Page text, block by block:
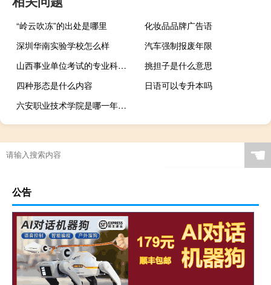
“岭云吹冻”的出处是哪里
化妆品品牌广告语
深圳华南实验学校怎么样
汽车强制报废年限
山西事业单位考试的专业科目考什么
挑担子是什么意思
四种形态是什么内容
日语可以专升本吗
六安职业技术学院是哪一年创办的
☚
公告